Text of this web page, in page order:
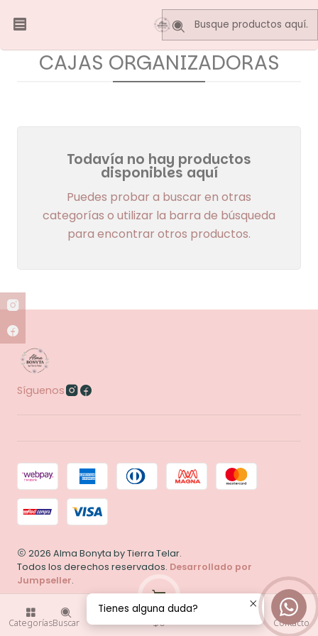
CategoríasBuscar
0
$0 Contacto
CAJAS ORGANIZADORAS
CAJAS ORGANIZADORAS
Todavía no hay productos
disponibles aquí
Puedes probar a buscar en otras
categorías o utilizar la barra de búsqueda
para encontrar otros productos.
Síguenos
2026 Alma Bonyta by Tierra Telar.
Todos los derechos reservados. Desarrollado por
Jumpseller.
Tienes alguna duda?